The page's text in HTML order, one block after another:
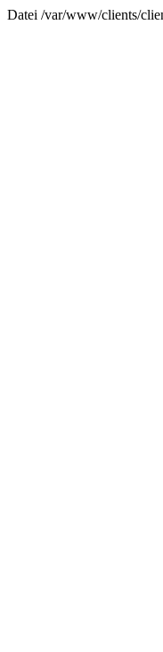
Datei /var/www/clients/